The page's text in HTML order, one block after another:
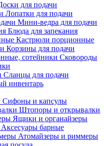
для подачи
Лопатки для подачи
Мини-ведра для подачи
Блюда для запекания
Кастрюли порционные
Корзины для подачи
Сковороды
Сланцы для подачи
инвентарь
Сифоны и капсулы
Штопоры и открывалки
Ящики и органайзеры
Аксесуары барные
Атомайзеры и риммеры